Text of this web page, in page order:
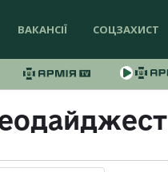
ВАКАНСІЇ СОЦЗАХИСТ